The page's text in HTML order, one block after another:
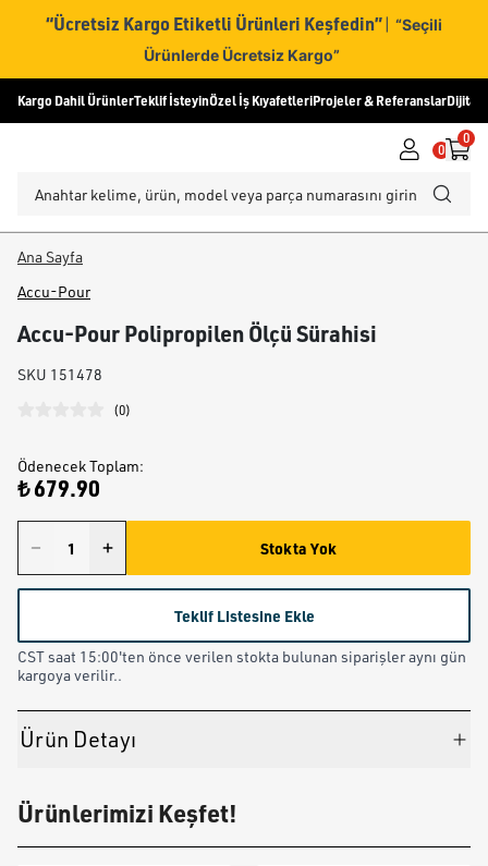
“Ücretsiz Kargo Etiketli Ürünleri Keşfedin” | “Seçili
Ürünlerde Ücretsiz Kargo”
Kargo Dahil ÜrünlerTeklif İsteyinÖzel İş KıyafetleriProjeler & ReferanslarDijital
0
0
Ana Sayfa
Accu-Pour
Accu-Pour Polipropilen Ölçü Sürahisi
SKU 151478
(0)
Ödenecek Toplam:
₺ 679.90
Stokta Yok
Teklif Listesine Ekle
CST saat 15:00'ten önce verilen stokta bulunan siparişler aynı gün
kargoya verilir..
Ürün Detayı
Ürünlerimizi Keşfet!